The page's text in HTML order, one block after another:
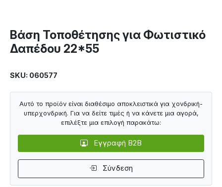
Βάση Τοποθέτησης για Φωτιστικό
Δαπέδου 22*55
SKU: 060577
Αυτό το προϊόν είναι διαθέσιμο αποκλειστικά για χονδρική-
υπερχονδρική. Για να δείτε τιμές ή να κάνετε μια αγορά,
επιλέξτε μια επιλογή παρακάτω:
Εγγραφή B2B
Σύνδεση